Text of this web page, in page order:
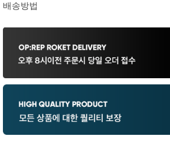
배송방법